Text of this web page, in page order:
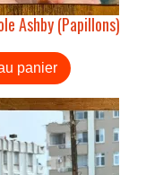
Ashby (Papillons)
panier